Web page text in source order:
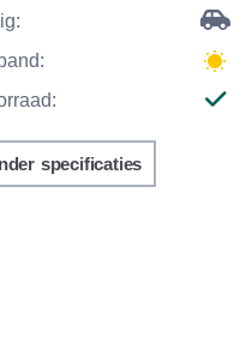
specificaties